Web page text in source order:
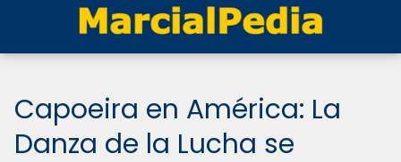
Capoeira en América: La
Danza de la Lucha se